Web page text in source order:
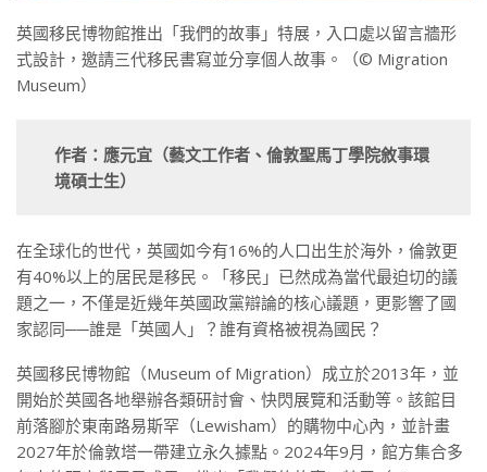
英國移民博物館推出「我們的故事」特展，入口處以留言牆形
式設計，邀請三代移民書寫並分享個人故事。（© Migration
Museum）
作者：應元宜（藝文工作者、倫敦聖馬丁學院敘事環
境碩士生）
在全球化的世代，英國如今有16%的人口出生於海外，倫敦更
有40%以上的居民是移民。「移民」已然成為當代最迫切的議
題之一，不僅是近幾年英國政黨辯論的核心議題，更影響了國
家認同──誰是「英國人」？誰有資格被視為國民？
英國移民博物館（Museum of Migration）成立於2013年，並
開始於英國各地舉辦各類研討會、快閃展覽和活動等。該館目
前落腳於東南路易斯罕（Lewisham）的購物中心內，並計畫
2027年於倫敦塔一帶建立永久據點。2024年9月，館方集合多